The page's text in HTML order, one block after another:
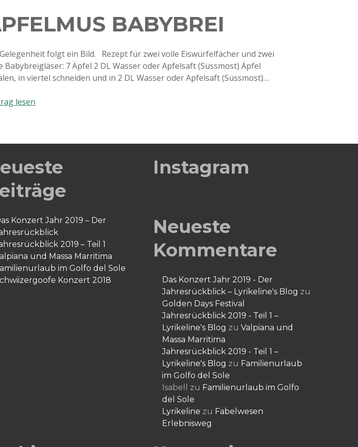
BABYBREI
folgt ein Bild. Rezept für zwei volle Eiswürfelfächer und zwei
Babybreigläser: 7 Äpfel 2 DL Wasser oder Apfelsaft (Süssmost) Äpfel
in viertel schneiden und in 2 DL Wasser oder Apfelsaft (Süssmost)…
lesen
Konzert Jahr 2019 – Der
2019 – Teil 1
und Massa Marritima
im Golfo del Sole
Konzert 2018
Instagram
Neueste
Kommentare
Das Konzert Jahr 2019 - Der
Jahresrückblick – Lyrikeline's Blog zu
Golden Days Festival
Jahresrückblick 2019 - Teil 1 –
Lyrikeline's Blog zuValpiana und
Massa Marritima
Jahresrückblick 2019 - Teil 1 –
Lyrikeline's Blog zu Familienurlaub
im Golfo del Sole
Isabell
zu Familienurlaub im Golfo
del Sole
Lyrikeline zu Fabelwesen
Erlebnisweg